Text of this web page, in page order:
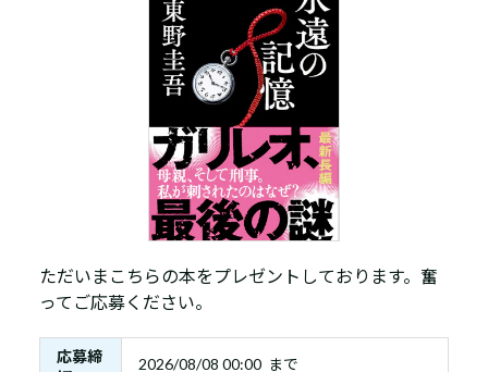
ただいまこちらの本をプレゼントしております。奮
ってご応募ください。
応募締
2026/08/08 00:00 まで